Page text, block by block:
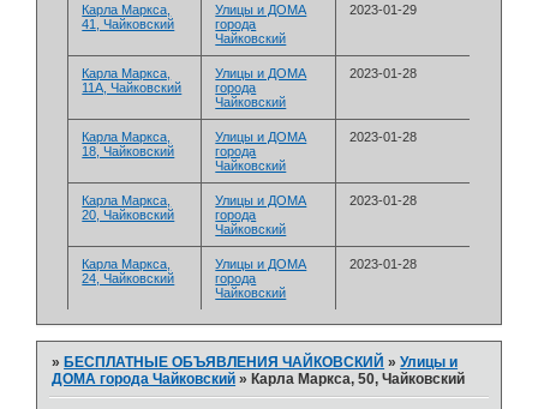
Карла Маркса,
41, Чайковский
­Улицы и ДОМА
города
Чайковский
2023-01-29
Карла Маркса,
11А, Чайковский
­Улицы и ДОМА
города
Чайковский
2023-01-28
Карла Маркса,
18, Чайковский
­Улицы и ДОМА
города
Чайковский
2023-01-28
Карла Маркса,
20, Чайковский
­Улицы и ДОМА
города
Чайковский
2023-01-28
Карла Маркса,
24, Чайковский
­Улицы и ДОМА
города
Чайковский
2023-01-28
»БЕСПЛАТНЫЕ ОБЪЯВЛЕНИЯ ЧАЙКОВСКИЙ »­Улицы и
ДОМА города Чайковский »Карла Маркса, 50, Чайковский